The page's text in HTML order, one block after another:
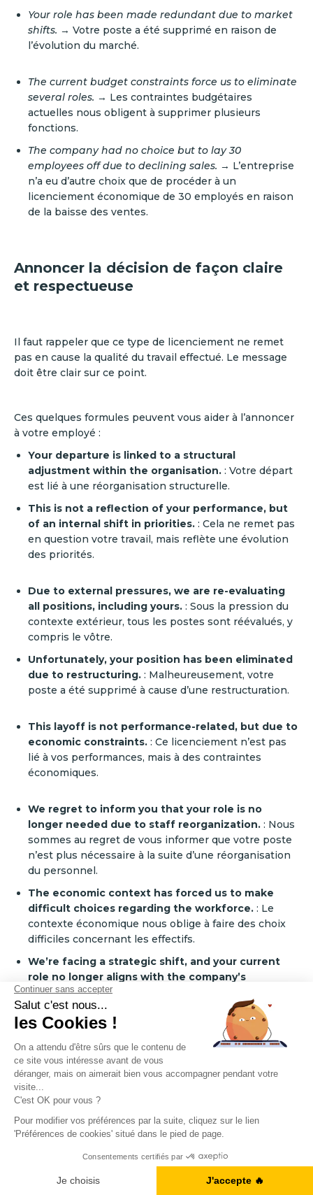
Your role has been made redundant due to market
shifts. → Votre poste a été supprimé en raison de
l’évolution du marché.
The current budget constraints force us to eliminate
several roles. → Les contraintes budgétaires
actuelles nous obligent à supprimer plusieurs
fonctions.
The company had no choice but to lay 30
employees off due to declining sales. → L’entreprise
n’a eu d’autre choix que de procéder à un
licenciement économique de 30 employés en raison
de la baisse des ventes.
Annoncer la décision de façon claire
et respectueuse
Il faut rappeler que ce type de licenciement ne remet
pas en cause la qualité du travail effectué. Le message
doit être clair sur ce point.
Ces quelques formules peuvent vous aider à l’annoncer
à votre employé :
Your departure is linked to a structural
adjustment within the organisation. : Votre départ
est lié à une réorganisation structurelle.
This is not a reflection of your performance, but
of an internal shift in priorities. : Cela ne remet pas
en question votre travail, mais reflète une évolution
des priorités.
Due to external pressures, we are re-evaluating
all positions, including yours. : Sous la pression du
contexte extérieur, tous les postes sont réévalués, y
compris le vôtre.
Unfortunately, your position has been eliminated
due to restructuring. : Malheureusement, votre
poste a été supprimé à cause d’une restructuration.
This layoff is not performance-related, but due to
economic constraints. : Ce licenciement n’est pas
lié à vos performances, mais à des contraintes
économiques.
We regret to inform you that your role is no
longer needed due to staff reorganization. : Nous
sommes au regret de vous informer que votre poste
n’est plus nécessaire à la suite d’une réorganisation
du personnel.
The economic context has forced us to make
difficult choices regarding the workforce. : Le
contexte économique nous oblige à faire des choix
difficiles concernant les effectifs.
We’re facing a strategic shift, and your current
role no longer aligns with the company’s
direction.: L’entreprise évolue, et votre fonction
actuelle ne correspond plus à la nouvelle stratégie.
🎓 Exemples pratiques :
This is not a reflection of your performance, but of
an internal shift in priorities due to market
demands.→ Cela ne remet pas en question votre
travail, mais reflète une évolution des priorités dictée
par les exigences du marché.
due to restructuring across the EMEA region.→
Obtenez votre Ebook gratuit
Je télécharge l'ebook